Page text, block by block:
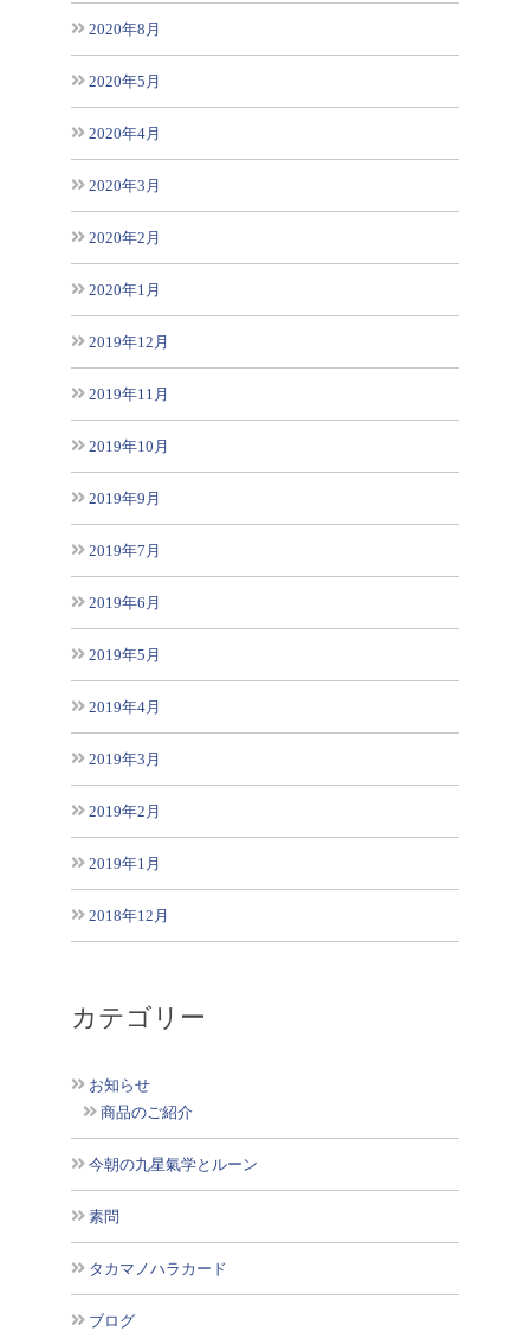
2020年8月
2020年5月
2020年4月
2020年3月
2020年2月
2020年1月
2019年12月
2019年11月
2019年10月
2019年9月
2019年7月
2019年6月
2019年5月
2019年4月
2019年3月
2019年2月
2019年1月
2018年12月
カテゴリー
お知らせ
商品のご紹介
今朝の九星氣学とルーン
素問
タカマノハラカード
ブログ